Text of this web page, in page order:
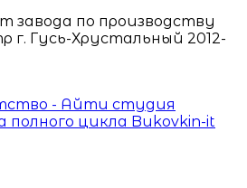
завода по производству
г. Гусь-Хрустальный 2012-
- Айти студия
полного цикла Bukovkin-it